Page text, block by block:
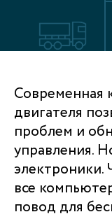
Современная
двигателя
проблем и
управления.
электроники.
все
повод для